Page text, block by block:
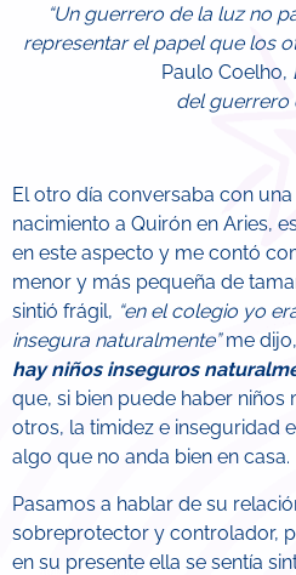
“Un guerrero de la luz no
representar el papel que los
Paulo Coelho,
del guerrero
El otro día conversaba con
nacimiento a Quirón en Aries,
en este aspecto y me contó
menor y más pequeña de
sintió frágil, “en el colegio yo
insegura naturalmente”me
hay niños inseguros
que, si bien puede haber
otros, la timidez e inseguridad
algo que no anda bien en casa.
Pasamos a hablar de su
sobreprotector y controlador,
en su presente ella se sentía